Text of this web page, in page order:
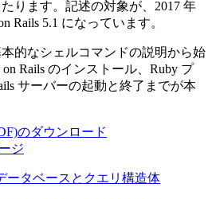
ります。記述の対象が、2017 年
Rails 5.1 になっています。
的なシェルコマンドの説明から始
Rails のインストール、Ruby プ
サーバーの起動と終了までが本
のダウンロード
ジ